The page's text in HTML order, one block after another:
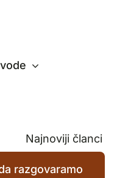
Najnoviji članci
razgovaramo